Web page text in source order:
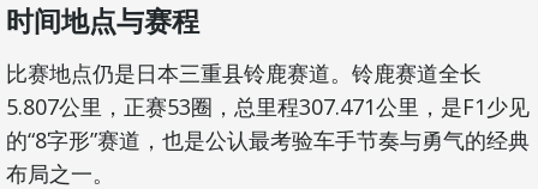
时间地点与赛程
比赛地点仍是日本三重县铃鹿赛道。铃鹿赛道全长
5.807公里，正赛53圈，总里程307.471公里，是F1少见
的“8字形”赛道，也是公认最考验车手节奏与勇气的经典
布局之一。